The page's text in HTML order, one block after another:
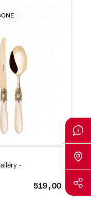
-
519,00 €